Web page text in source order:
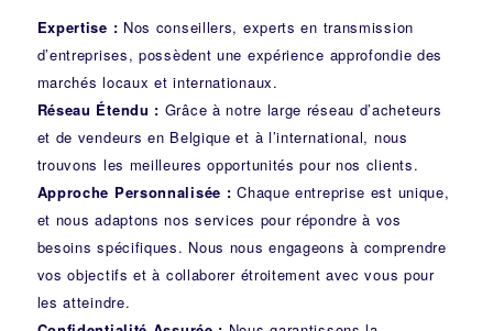
Expertise : Nos conseillers, experts en transmission
d’entreprises, possèdent une expérience approfondie des
marchés locaux et internationaux.
Réseau Étendu : Grâce à notre large réseau d’acheteurs
et de vendeurs en Belgique et à l’international, nous
trouvons les meilleures opportunités pour nos clients.
Approche Personnalisée : Chaque entreprise est unique,
et nous adaptons nos services pour répondre à vos
besoins spécifiques. Nous nous engageons à comprendre
vos objectifs et à collaborer étroitement avec vous pour
les atteindre.